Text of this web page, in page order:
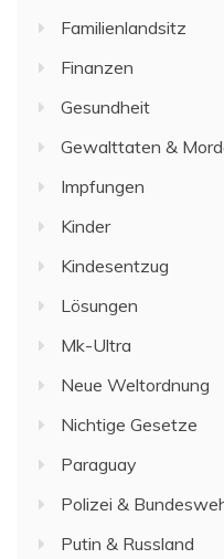
Familienlandsitz
Finanzen
Gesundheit
Gewalttaten &
Impfungen
Kinder
Kindesentzug
Lösungen
Mk-Ultra
Neue Weltordnung
Nichtige Gesetze
Paraguay
Polizei &
Putin & Russland